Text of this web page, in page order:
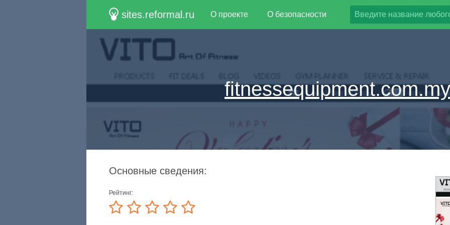
sites.reformal.ru О проекте О безопасности
fitnessequipment.com.my
Основные сведения:
Рейтинг: